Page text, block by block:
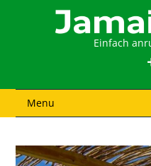
Einfach
Menu